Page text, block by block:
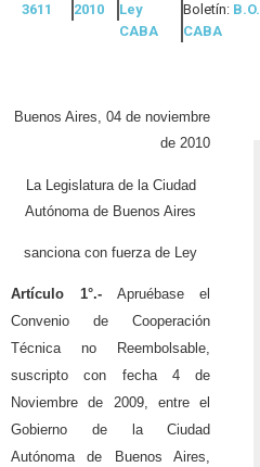
3611
2010
Ley
CABA
Boletín: B.O.
CABA
Buenos Aires, 04 de noviembre
de 2010
La Legislatura de la Ciudad
Autónoma de Buenos Aires
sanciona con fuerza de Ley
Artículo 1°.-Apruébase el
Convenio de Cooperación
Técnica no Reembolsable,
suscripto con fecha 4 de
Noviembre de 2009, entre el
Gobierno de la Ciudad
Autónoma de Buenos Aires,